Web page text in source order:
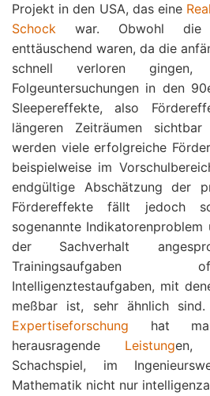
Projekt in den USA, das eine
Schock war. Obwohl die
enttäuschend waren, da die
schnell verloren
Folgeuntersuchungen in den
Sleepereffekte, also
längeren Zeiträumen
werden viele erfolgreiche
beispielweise im
endgültige Abschätzung der
Fördereffekte fällt jedoch
sogenannte
der Sachverhalt
Intelligenztestaufgaben, mit
meßbar ist, sehr ähnlich
Expertiseforschung hat
herausragende Leistungen,
Schachspiel, im
Mathematik nicht nur